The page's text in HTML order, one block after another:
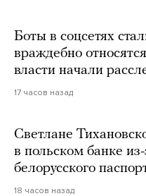
Боты в соцсетях
враждебно
власти начали
17 часов назад
Светлане
в польском банке
белорусского
18 часов назад